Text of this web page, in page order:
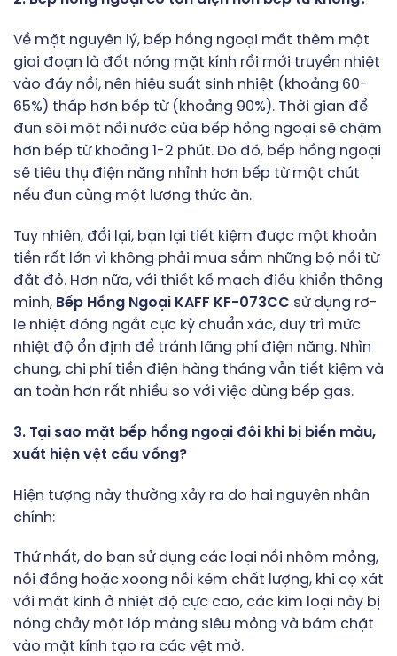
Về mặt nguyên lý, bếp hồng ngoại mất thêm một
giai đoạn là đốt nóng mặt kính rồi mới truyền nhiệt
vào đáy nồi, nên hiệu suất sinh nhiệt (khoảng 60-
65%) thấp hơn bếp từ (khoảng 90%). Thời gian để
đun sôi một nồi nước của bếp hồng ngoại sẽ chậm
hơn bếp từ khoảng 1-2 phút. Do đó, bếp hồng ngoại
sẽ tiêu thụ điện năng nhỉnh hơn bếp từ một chút
nếu đun cùng một lượng thức ăn.
Tuy nhiên, đổi lại, bạn lại tiết kiệm được một khoản
tiền rất lớn vì không phải mua sắm những bộ nồi từ
đắt đỏ. Hơn nữa, với thiết kế mạch điều khiển thông
minh, Bếp Hồng Ngoại KAFF KF-073CC sử dụng rơ-
le nhiệt đóng ngắt cực kỳ chuẩn xác, duy trì mức
nhiệt độ ổn định để tránh lãng phí điện năng. Nhìn
chung, chi phí tiền điện hàng tháng vẫn tiết kiệm và
an toàn hơn rất nhiều so với việc dùng bếp gas.
3. Tại sao mặt bếp hồng ngoại đôi khi bị biến màu,
xuất hiện vệt cầu vồng?
Hiện tượng này thường xảy ra do hai nguyên nhân
chính:
Thứ nhất, do bạn sử dụng các loại nồi nhôm mỏng,
nồi đồng hoặc xoong nồi kém chất lượng, khi cọ xát
với mặt kính ở nhiệt độ cực cao, các kim loại này bị
nóng chảy một lớp màng siêu mỏng và bám chặt
vào mặt kính tạo ra các vệt mờ.